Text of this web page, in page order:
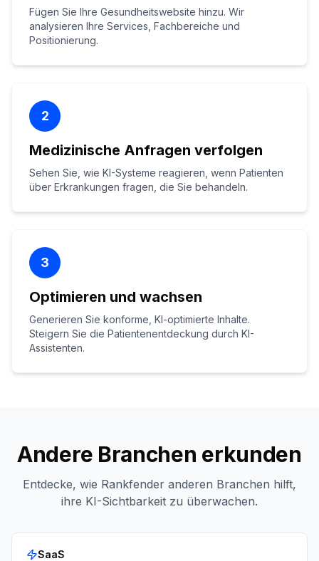
Fügen Sie Ihre Gesundheitswebsite hinzu. Wir
analysieren Ihre Services, Fachbereiche und
Positionierung.
2
Medizinische Anfragen verfolgen
Sehen Sie, wie KI-Systeme reagieren, wenn Patienten
über Erkrankungen fragen, die Sie behandeln.
3
Optimieren und wachsen
Generieren Sie konforme, KI-optimierte Inhalte.
Steigern Sie die Patientenentdeckung durch KI-
Assistenten.
Andere Branchen erkunden
Entdecke, wie Rankfender anderen Branchen hilft,
ihre KI-Sichtbarkeit zu überwachen.
SaaS